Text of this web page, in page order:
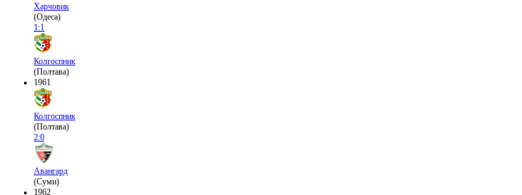
Харчовик
(Одеса)
1:1
Колгоспник
(Полтава)
1961
Колгоспник
(Полтава)
2:0
Авангард
(Суми)
1962